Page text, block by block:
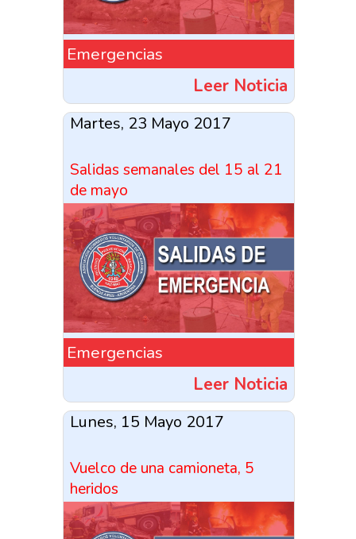
Emergencias
Leer Noticia
Martes, 23 Mayo 2017
Salidas semanales del 15 al 21
de mayo
Emergencias
Leer Noticia
Lunes, 15 Mayo 2017
Vuelco de una camioneta, 5
heridos